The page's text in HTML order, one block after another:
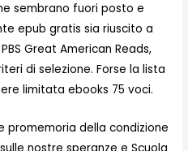
sembrano fuori posto e
epub gratis sia riuscito a
Great American Reads,
di selezione. Forse la lista
limitata ebooks 75 voci.
promemoria della condizione